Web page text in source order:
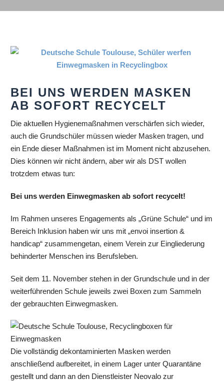
BEI UNS WERDEN MASKEN
AB SOFORT RECYCELT
Die aktuellen Hygienemaßnahmen verschärfen sich wieder,
auch die Grundschüler müssen wieder Masken tragen, und
ein Ende dieser Maßnahmen ist im Moment nicht abzusehen.
Dies können wir nicht ändern, aber wir als DST wollen
trotzdem etwas tun:
Bei uns werden Einwegmasken ab sofort recycelt!
Im Rahmen unseres Engagements als „Grüne Schule“ und im
Bereich Inklusion haben wir uns mit „envoi insertion &
handicap“ zusammengetan, einem Verein zur Eingliederung
behinderter Menschen ins Berufsleben.
Seit dem 11. November stehen in der Grundschule und in der
weiterführenden Schule jeweils zwei Boxen zum Sammeln
der gebrauchten Einwegmasken.
Die vollständig dekontaminierten Masken werden
anschließend aufbereitet, in einem Lager unter Quarantäne
gestellt und dann an den Dienstleister Neovalo zur